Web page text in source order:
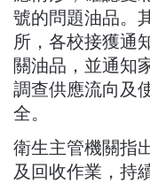
號的問題油品。
所，各校接獲通
關油品，並通知
調查供應流向及
全。
衛生主管機關指
及回收作業，持